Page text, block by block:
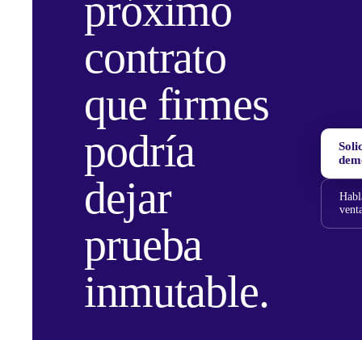
próximo
contrato
que firmes
podría
dejar
prueba
inmutable.